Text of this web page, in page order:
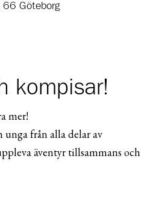
Göteborg
kompisar!
mer!
unga från alla delar av
äventyr tillsammans och